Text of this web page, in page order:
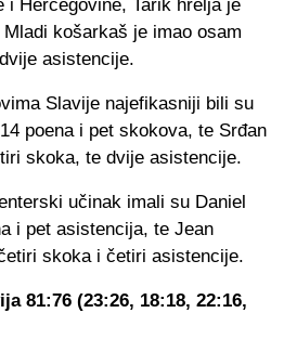
i Hercegovine, Tarik hrelja je
košarkaš je imao osam
asistencije.
Slavije najefikasniji bili su
poena i pet skokova, te Srđan
skoka, te dvije asistencije.
učinak imali su Daniel
i pet asistencija, te Jean
skoka i četiri asistencije.
81:76 (23:26, 18:18, 22:16,